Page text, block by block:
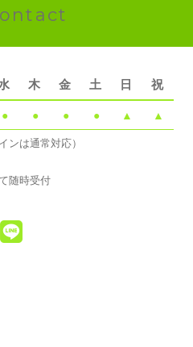
木 金 土 日 祝
● ● ● ● ▲ ▲
は通常対応）
随時受付